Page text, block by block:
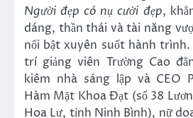
Người đẹpcó nụ cười đẹp,
dáng, thần thái và tài năng
nổi bật xuyên suốt hành trình.
trí giảng viên Trường Cao
kiêm nhà sáng lập và CEO
Hàm Mặt Khoa Đạt (số 38
Hoa Lư, tỉnh Ninh Bình), nữ